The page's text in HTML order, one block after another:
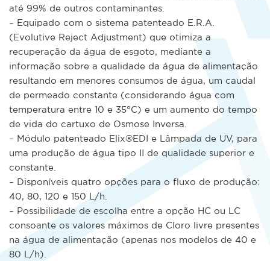
até 99% de outros contaminantes.
– Equipado com o sistema patenteado E.R.A.
(Evolutive Reject Adjustment) que otimiza a
recuperação da água de esgoto, mediante a
informação sobre a qualidade da água de alimentação
resultando em menores consumos de água, um caudal
de permeado constante (considerando água com
temperatura entre 10 e 35°C) e um aumento do tempo
de vida do cartuxo de Osmose Inversa.
– Módulo patenteado Elix®EDI e Lâmpada de UV, para
uma produção de água tipo II de qualidade superior e
constante.
– Disponíveis quatro opções para o fluxo de produção:
40, 80, 120 e 150 L/h.
– Possibilidade de escolha entre a opção HC ou LC
consoante os valores máximos de Cloro livre presentes
na água de alimentação (apenas nos modelos de 40 e
80 L/h).